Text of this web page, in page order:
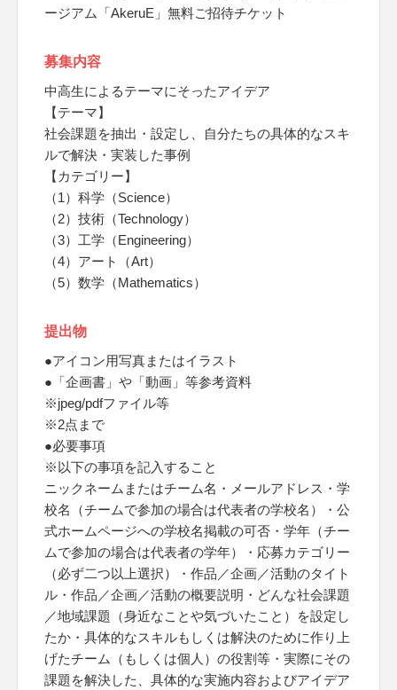
ージアム「AkeruE」無料ご招待チケット
募集内容
中高生によるテーマにそったアイデア
【テーマ】
社会課題を抽出・設定し、自分たちの具体的なスキ
ルで解決・実装した事例
【カテゴリー】
（1）科学（Science）
（2）技術（Technology）
（3）工学（Engineering）
（4）アート（Art）
（5）数学（Mathematics）
提出物
●アイコン用写真またはイラスト
●「企画書」や「動画」等参考資料
※jpeg/pdfファイル等
※2点まで
●必要事項
※以下の事項を記入すること
ニックネームまたはチーム名・メールアドレス・学
校名（チームで参加の場合は代表者の学校名）・公
式ホームページへの学校名掲載の可否・学年（チー
ムで参加の場合は代表者の学年）・応募カテゴリー
（必ず二つ以上選択）・作品／企画／活動のタイト
ル・作品／企画／活動の概要説明・どんな社会課題
／地域課題（身近なことや気づいたこと）を設定し
たか・具体的なスキルもしくは解決のために作り上
げたチーム（もしくは個人）の役割等・実際にその
課題を解決した、具体的な実施内容およびアイデア